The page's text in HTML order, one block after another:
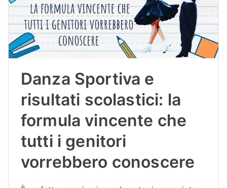
Danza Sportiva e
risultati scolastici: la
formula vincente che
tutti i genitori
vorrebbero conoscere